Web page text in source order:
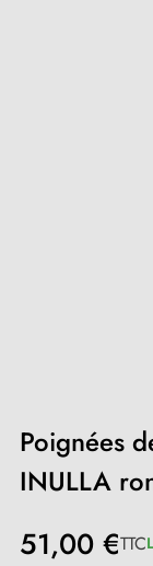
Poignées
INULLA
51,00 €TTC